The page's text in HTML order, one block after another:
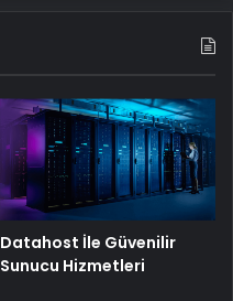
Datahost İle Güvenilir
Sunucu Hizmetleri